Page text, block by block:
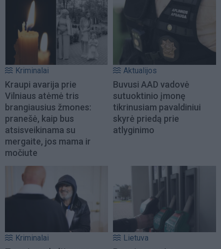
Kriminalai
Kraupi avarija prie
Vilniaus atėmė tris
brangiausius žmones:
pranešė, kaip bus
atsisveikinama su
mergaite, jos mama ir
močiute
Aktualijos
Buvusi AAD vadovė
sutuoktinio įmonę
tikrinusiam pavaldiniui
skyrė priedą prie
atlyginimo
Kriminalai Lietuva